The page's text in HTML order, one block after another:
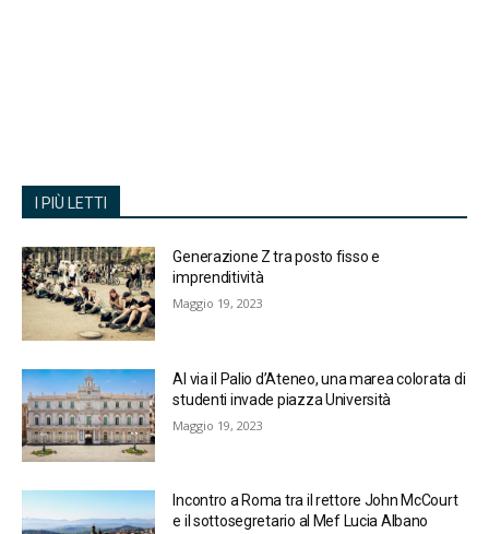
I PIÙ LETTI
Generazione Z tra posto fisso e
imprenditività
Maggio 19, 2023
Al via il Palio d’Ateneo, una marea colorata di
studenti invade piazza Università
Maggio 19, 2023
Incontro a Roma tra il rettore John McCourt
e il sottosegretario al Mef Lucia Albano